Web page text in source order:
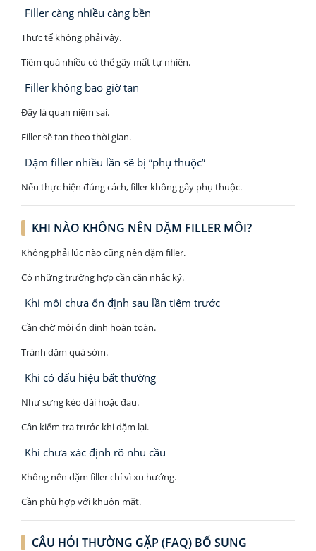
Filler càng nhiều càng bền
Thực tế không phải vậy.
Tiêm quá nhiều có thể gây mất tự nhiên.
Filler không bao giờ tan
Đây là quan niệm sai.
Filler sẽ tan theo thời gian.
Dặm filler nhiều lần sẽ bị “phụ thuộc”
Nếu thực hiện đúng cách, filler không gây phụ thuộc.
KHI NÀO KHÔNG NÊN DẶM FILLER MÔI?
Không phải lúc nào cũng nên dặm filler.
Có những trường hợp cần cân nhắc kỹ.
Khi môi chưa ổn định sau lần tiêm trước
Cần chờ môi ổn định hoàn toàn.
Tránh dặm quá sớm.
Khi có dấu hiệu bất thường
Như sưng kéo dài hoặc đau.
Cần kiểm tra trước khi dặm lại.
Khi chưa xác định rõ nhu cầu
Không nên dặm filler chỉ vì xu hướng.
Cần phù hợp với khuôn mặt.
CÂU HỎI THƯỜNG GẶP (FAQ) BỔ SUNG